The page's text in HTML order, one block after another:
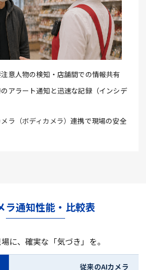
意人物の検知・店舗間での情報共有
アラート通知と迅速な記録（インシデ
ラ（ボディカメラ）連携で現場の安全
ラ通知性能・比較表
に、確実な「気づき」を。
従来のAIカメラ